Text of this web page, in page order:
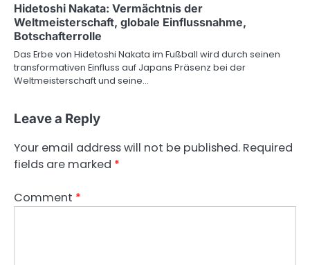
Hidetoshi Nakata: Vermächtnis der
Weltmeisterschaft, globale Einflussnahme,
Botschafterrolle
Das Erbe von Hidetoshi Nakata im Fußball wird durch seinen
transformativen Einfluss auf Japans Präsenz bei der
Weltmeisterschaft und seine…
Leave a Reply
Your email address will not be published. Required
fields are marked *
Comment *